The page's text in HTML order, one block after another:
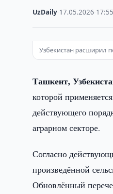
UzDaily 17.05.2026 17:55
Узбекистан расширил
Ташкент,
которой
действующего
аграрном секторе.
Согласно
произведённой
Обновлённый